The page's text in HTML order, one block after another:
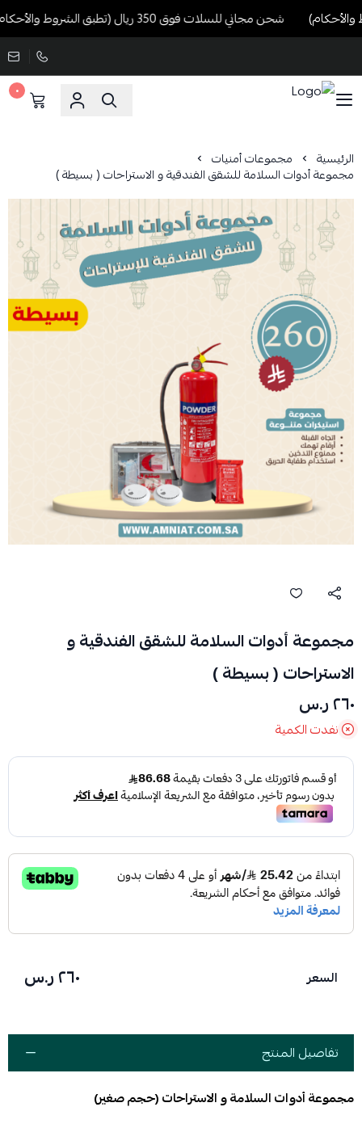
شحن مجاني للسلات فوق 350 ريال (تطبق الشروط والأحكام)
٠
الرئيسية مجموعات أمنيات
مجموعة أدوات السلامة للشقق الفندقية و الاستراحات ( بسيطة )
مجموعة أدوات السلامة للشقق الفندقية و
الاستراحات ( بسيطة )
٢٦٠ ر.س
نفدت الكمية
السعر ٢٦٠ ر.س
تفاصيل المنتج
مجموعة أدوات السلامة و الاستراحات (حجم صغير)